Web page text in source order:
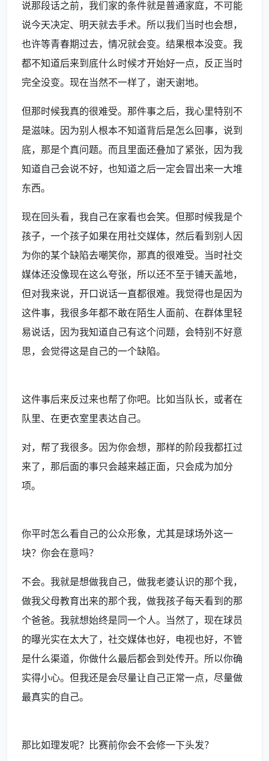
说那段话之前，我们家的条件就是普通家庭，不可能
说今天决定、明天就去手术。所以我们当时也会想，
也许等青春期过去，情况就会变。结果根本没变。我
都不知道后来到底什么时候才开始好一点，反正当时
完全没变。现在当然不一样了，谢天谢地。
但那时候我真的很难受。那件事之后，我心里特别不
是滋味。因为别人根本不知道背后是怎么回事，说到
底，那是个真问题。而且里面还叠加了紧张，因为我
知道自己会说不好，也知道之后一定会冒出来一大堆
东西。
现在回头看，我自己在家看也会笑。但那时候我是个
孩子，一个孩子如果在用社交媒体，然后看到别人因
为你的某个缺陷去嘲笑你，那真的很难受。当时社交
媒体还没像现在这么夸张，所以还不至于铺天盖地，
但对我来说，开口说话一直都很难。我觉得也是因为
这件事，我很多年都不敢在陌生人面前、在群体里轻
易说话，因为我知道自己有这个问题，会特别不好意
思，会觉得这是自己的一个缺陷。
这件事后来反过来也帮了你吧。比如当队长，或者在
队里、在更衣室里表达自己。
对，帮了我很多。因为你会想，那样的阶段我都扛过
来了，那后面的事只会越来越正面，只会成为加分
项。
你平时怎么看自己的公众形象，尤其是球场外这一
块？你会在意吗？
不会。我就是想做我自己，做我老婆认识的那个我，
做我父母教育出来的那个我，做我孩子每天看到的那
个爸爸。我就想始终是同一个人。当然了，现在球员
的曝光实在太大了，社交媒体也好，电视也好，不管
是什么渠道，你做什么最后都会到处传开。所以你确
实得小心。但我还是会尽量让自己正常一点，尽量做
最真实的自己。
那比如理发呢？比赛前你会不会修一下头发？